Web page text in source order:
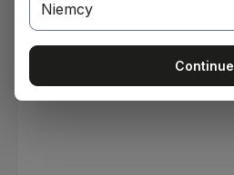
Pomiń galerię zdjęć
Continue